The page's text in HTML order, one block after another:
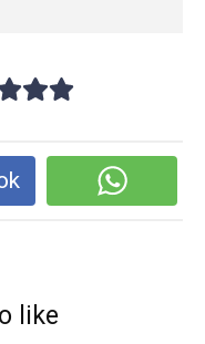
like